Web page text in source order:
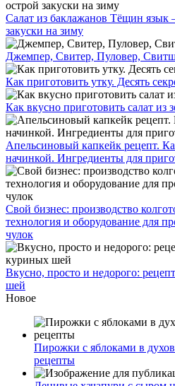
Салат из баклажанов Тёщин язык
закуски на зиму
Джемпер, Свитер, Пуловер,
Как приготовить утку. Десять
Как вкусно приготовить салат из
Апельсиновый капкейк рецепт.
начинкой. Ингредиенты для
Свой бизнес: производство
технология и оборудование для
чулок
Вкусно, просто и недорого:
шей
Новое
Пирожки с яблоками в
рецепты